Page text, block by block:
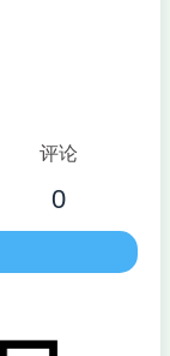
评论
0